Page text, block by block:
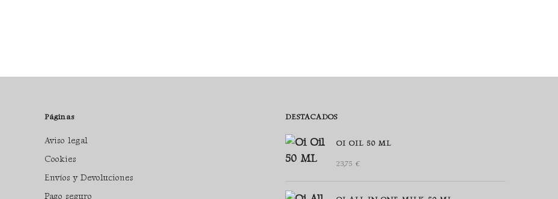
Páginas
Aviso legal
Cookies
Envíos y Devoluciones
Pago seguro
DESTACADOS
OI OIL 50 ML
23,75 €